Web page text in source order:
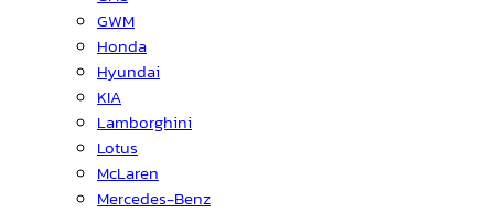
GWM
Honda
Hyundai
KIA
Lamborghini
Lotus
McLaren
Mercedes-Benz